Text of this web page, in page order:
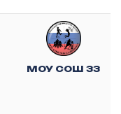
МОУ СОШ 33